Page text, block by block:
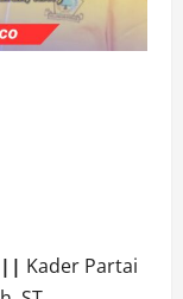
|| Kader Partai